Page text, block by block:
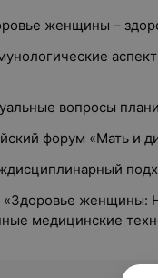
женщины –
вопросы
форум «Мать и
женщины:
медицинские